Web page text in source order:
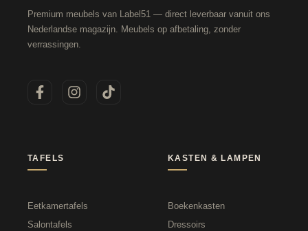
Premium meubels van Label51 — direct leverbaar vanuit ons
Nederlandse magazijn. Meubels op afbetaling, zonder
verrassingen.
TAFELS
Eetkamertafels
Salontafels
KASTEN & LAMPEN
Boekenkasten
Dressoirs